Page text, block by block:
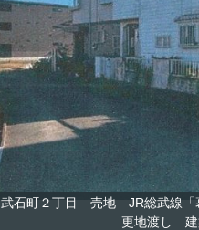
武石町２丁目 売地 JR総武線「
更地渡し 建